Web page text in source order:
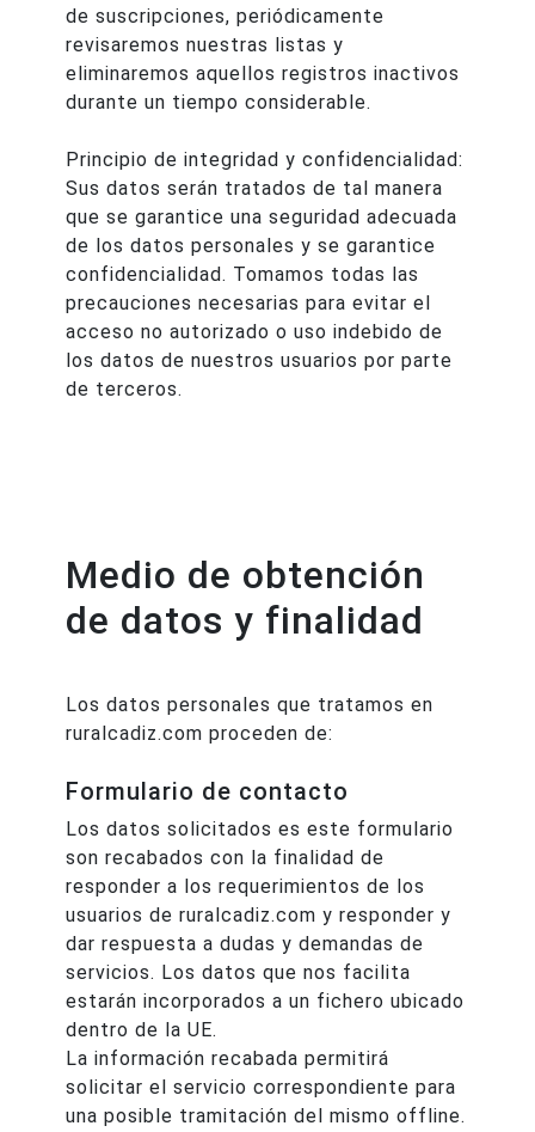
de suscripciones, periódicamente
revisaremos nuestras listas y
eliminaremos aquellos registros inactivos
durante un tiempo considerable.
Principio de integridad y confidencialidad:
Sus datos serán tratados de tal manera
que se garantice una seguridad adecuada
de los datos personales y se garantice
confidencialidad. Tomamos todas las
precauciones necesarias para evitar el
acceso no autorizado o uso indebido de
los datos de nuestros usuarios por parte
de terceros.
Medio de obtención
de datos y finalidad
Los datos personales que tratamos en
ruralcadiz.com proceden de:
Formulario de contacto
Los datos solicitados es este formulario
son recabados con la finalidad de
responder a los requerimientos de los
usuarios de ruralcadiz.com y responder y
dar respuesta a dudas y demandas de
servicios. Los datos que nos facilita
estarán incorporados a un fichero ubicado
dentro de la UE.
La información recabada permitirá
solicitar el servicio correspondiente para
una posible tramitación del mismo offline.